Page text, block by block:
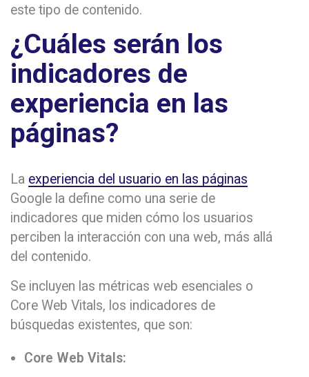
este tipo de contenido.
¿Cuáles serán los
indicadores de
experiencia en las
páginas?
La experiencia del usuario en las páginas
Google la define como una serie de
indicadores que miden cómo los usuarios
perciben la interacción con una web, más allá
del contenido.
Se incluyen las métricas web esenciales o
Core Web Vitals, los indicadores de
búsquedas existentes, que son:
Core Web Vitals: